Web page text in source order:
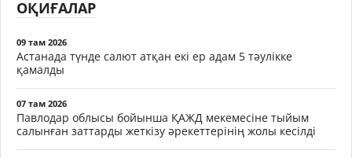
ОҚИҒАЛАР
09 там 2026
Астанада түнде салют атқан екі ер адам 5 тәулікке
қамалды
07 там 2026
Павлодар облысы бойынша ҚАЖД мекемесіне тыйым
салынған заттарды жеткізу әрекеттерінің жолы кесілді